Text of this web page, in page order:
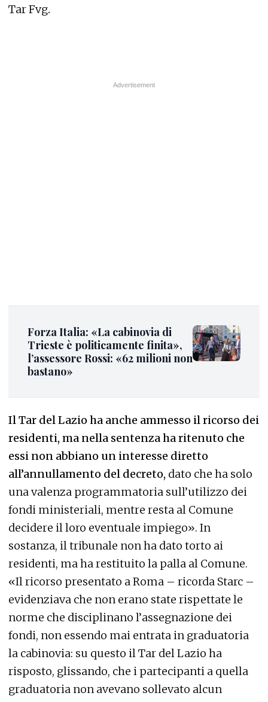
Tar Fvg.
Forza Italia: «La cabinovia di
Trieste è politicamente finita»,
l’assessore Rossi: «62 milioni non
bastano»
Il Tar del Lazio ha anche ammesso il ricorso dei
residenti, ma nella sentenza ha ritenuto che
essi non abbiano un interesse diretto
all’annullamento del decreto, dato che ha solo
una valenza programmatoria sull’utilizzo dei
fondi ministeriali, mentre resta al Comune
decidere il loro eventuale impiego». In
sostanza, il tribunale non ha dato torto ai
residenti, ma ha restituito la palla al Comune.
«Il ricorso presentato a Roma – ricorda Starc –
evidenziava che non erano state rispettate le
norme che disciplinano l’assegnazione dei
fondi, non essendo mai entrata in graduatoria
la cabinovia: su questo il Tar del Lazio ha
risposto, glissando, che i partecipanti a quella
graduatoria non avevano sollevato alcun